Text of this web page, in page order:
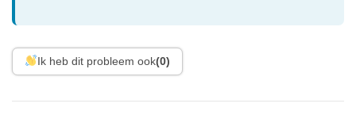
Ik heb dit probleem ook(0)